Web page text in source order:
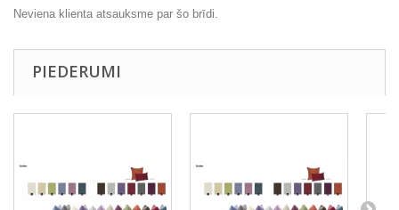
Neviena klienta atsauksme par šo brīdi.
PIEDERUMI